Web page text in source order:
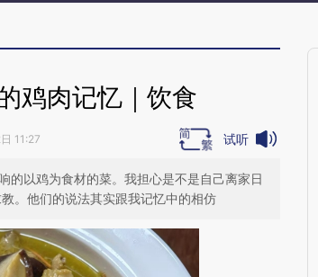
鸡肉记忆｜饮食
11:27 试听
的以鸡为食材的菜。我担心是不是自己离家日
。他们的说法其实跟我记忆中的相仿